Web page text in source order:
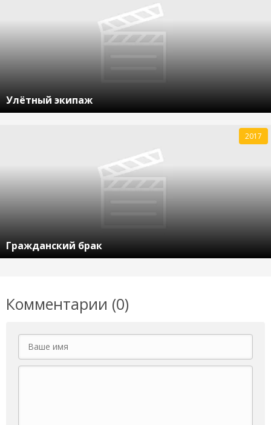
Улётный экипаж
Гражданский брак
2017
Комментарии (0)